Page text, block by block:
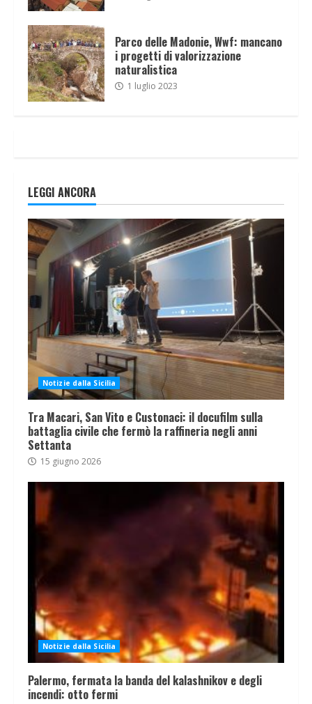
Parco delle Madonie, Wwf: mancano
i progetti di valorizzazione
naturalistica
1 luglio 2023
LEGGI ANCORA
Notizie dalla Sicilia
Tra Macari, San Vito e Custonaci: il docufilm sulla
battaglia civile che fermò la raffineria negli anni
Settanta
15 giugno 2026
Notizie dalla Sicilia
Palermo, fermata la banda del kalashnikov e degli
incendi: otto fermi